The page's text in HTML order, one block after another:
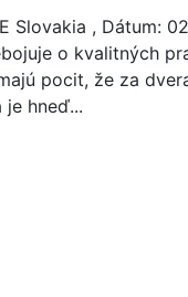
Slovakia , Dátum:
o kvalitných
pocit, že za
je hneď...